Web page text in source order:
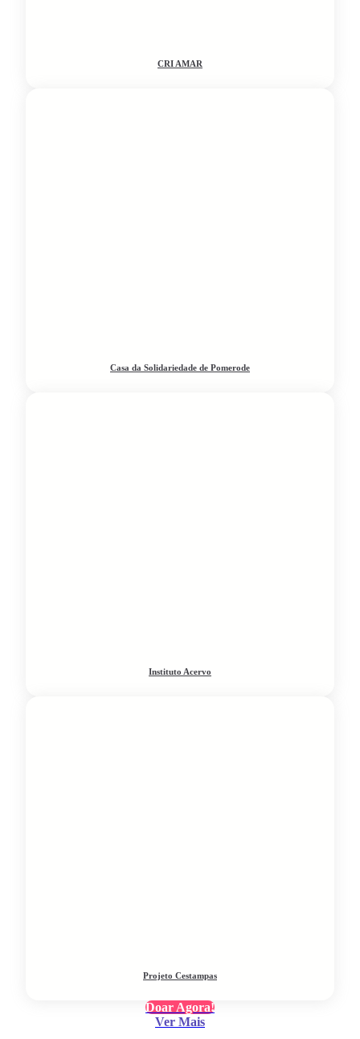
CRI AMAR
Casa da Solidariedade de Pomerode
Instituto Acervo
Projeto Cestampas
Doar Agora!
Ver Mais